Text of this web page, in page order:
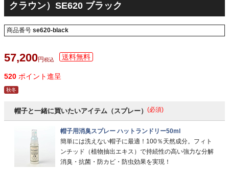
クラウン）SE620 ブラック
商品番号 se620-black
57,200 税込
520 ポイント進呈
秋冬
帽子と一緒に買いたいアイテム（スプレー） (必須)
帽子用消臭スプレー ハットランドリー50ml
簡単には洗えない帽子に最適！100％天然成分。フィト
ンチッド（植物抽出エキス）で持続性の高い強力な分解
消臭・抗菌・防カビ・防虫効果を実現！